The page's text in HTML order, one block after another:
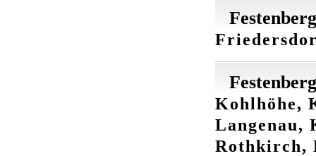
Kohlhöhe,
Langenau,
Rothkirch,